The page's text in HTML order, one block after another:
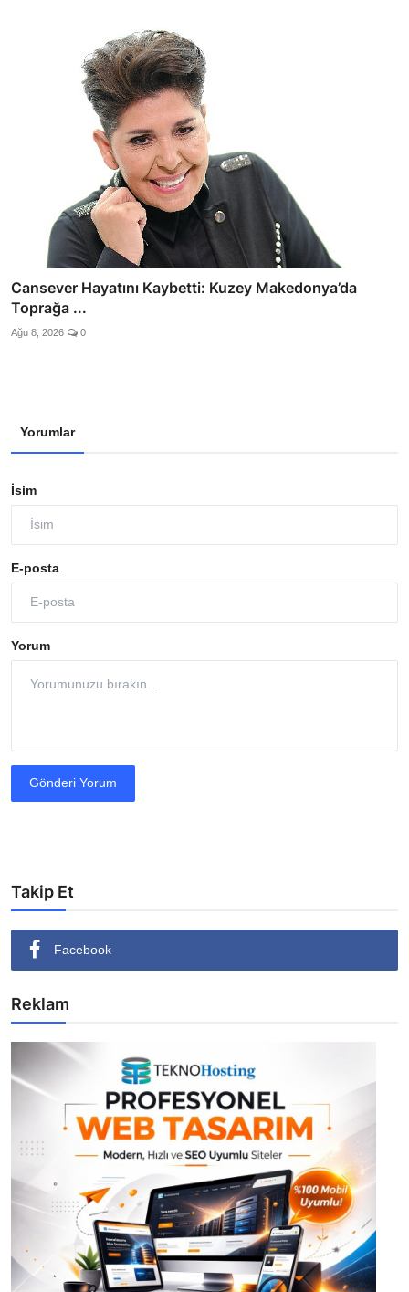
Cansever Hayatını Kaybetti: Kuzey Makedonya’da
Toprağa ...
Ağu 8, 2026 0
Yorumlar
İsim
E-posta
Yorum
Gönderi Yorum
Takip Et
Facebook
Reklam